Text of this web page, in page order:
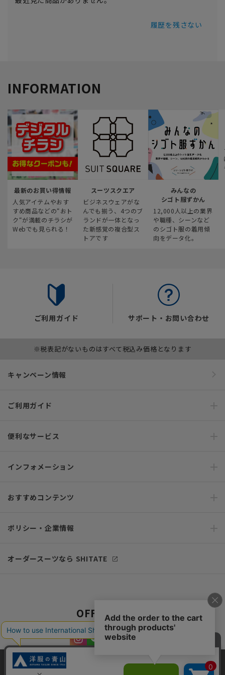
履歴を残さない
INFORMATION
最新のお買い得情報
人気アイテムやおす
すめ商品などの“おト
ク“が満載のチラシが
Webでも見られる！
スーツスクエア
ビジネスウェアがな
んでも揃う、4つのブ
ランドが一体となっ
た新感覚の複合型ス
トアです
みんなの
シゴト服ずかん
12,000人以上の業界
や職種、シーンなど
のシゴト服の着用傾
向をデータ化。
ご利用ガイド サポート・お問い合わせ
※税表記がないものはすべて税込み価格となります
キャンペーン情報
ご利用ガイド
便利なサービス
インフォメーション
おすすめコンテンツ
ポリシー・企業情報
オーダースーツなら SHITATE
OFFICIAL SNS